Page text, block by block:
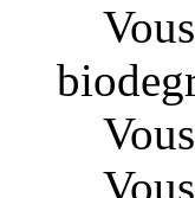
Vous
Vous
Vous